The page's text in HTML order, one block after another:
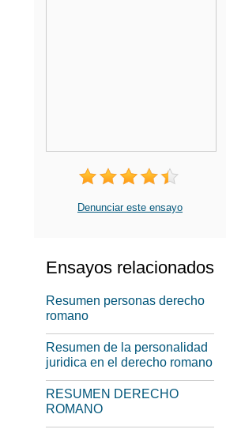
Denunciar este ensayo
Ensayos relacionados
Resumen personas derecho
romano
Resumen de la personalidad
juridica en el derecho romano
RESUMEN DERECHO
ROMANO